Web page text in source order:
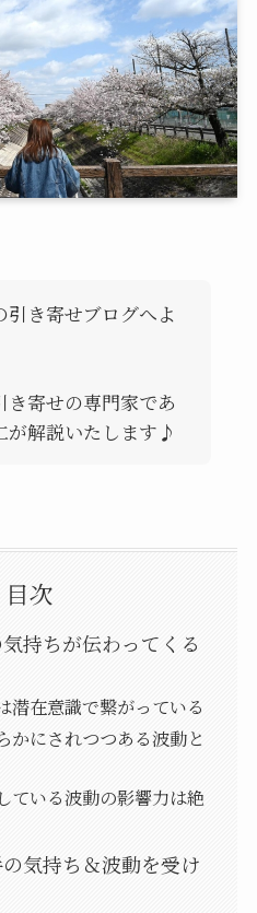
引き寄せブログへよ
き寄せの専門家であ
が解説いたします♪
目次
持ちが伝わってくる
潜在意識で繋がっている
かにされつつある波動と
ている波動の影響力は絶
気持ち＆波動を受け